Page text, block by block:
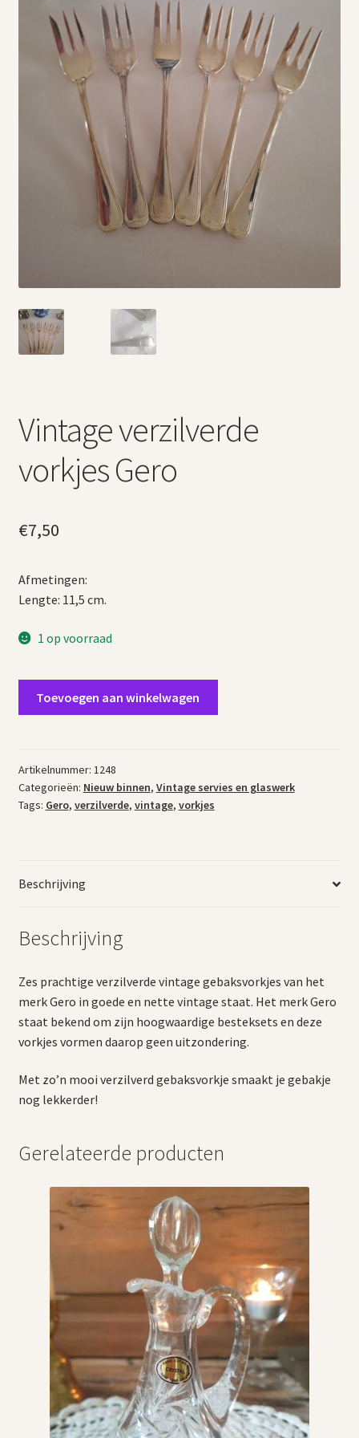
Vintage boeken en strips
Vintage verzilverde
vorkjes Gero
€7,50
Afmetingen:
Lengte: 11,5 cm.
1 op voorraad
aantal
Toevoegen aan winkelwagen
Artikelnummer: 1248
Categorieën: Nieuw binnen, Vintage servies en glaswerk
Tags: Gero, verzilverde, vintage, vorkjes
Beschrijving
Beschrijving
Zes prachtige verzilverde vintage gebaksvorkjes van het
merk Gero in goede en nette vintage staat. Het merk Gero
staat bekend om zijn hoogwaardige besteksets en deze
vorkjes vormen daarop geen uitzondering.
Met zo’n mooi verzilverd gebaksvorkje smaakt je gebakje
nog lekkerder!
Gerelateerde producten